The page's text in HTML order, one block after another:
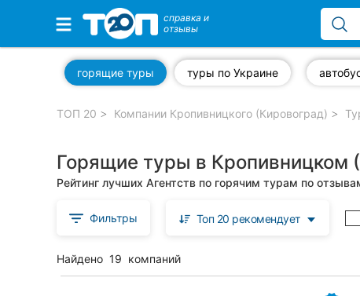
Избранные компании
Стоматологии
Ветеринарные клиники
Автошколы
справка и
отзывы
туры по Украине
горящие туры
ТОП 20 Компании Кропивницкого (Кировоград)
Горящие туры в Кропивницком
Рейтинг лучших Агентств по горячим турам по
Фильтры Топ 20 рекомендует
Найдено 19 компаний